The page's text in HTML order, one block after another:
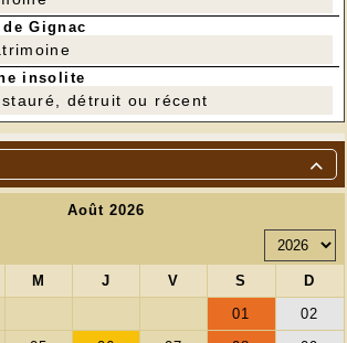

*
entrée découverte en 1984
---
Gignac
insolite
détruit ou récent